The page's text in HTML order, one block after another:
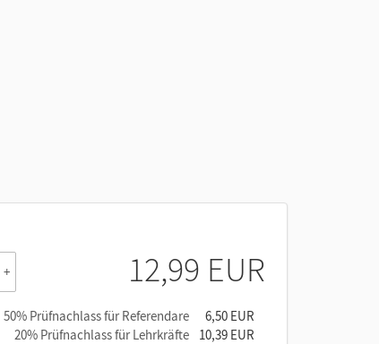
+ 12,99 EUR
50% Prüfnachlass für Referendare
6,50 EUR
20% Prüfnachlass für Lehrkräfte
10,39 EUR